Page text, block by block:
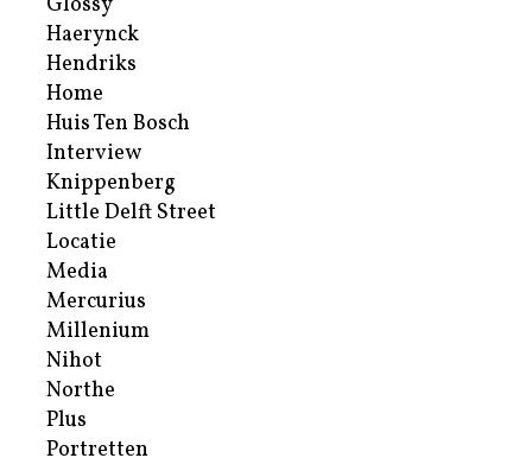
Haerynck
Hendriks
Home
Huis Ten Bosch
Interview
Knippenberg
Little Delft Street
Locatie
Media
Mercurius
Millenium
Nihot
Northe
Plus
Portretten